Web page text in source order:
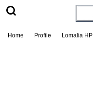
Home Profile Lomalia HP